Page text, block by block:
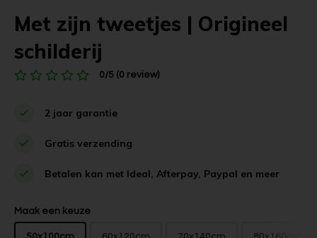
Met zijn tweetjes | Origineel
schilderij
0/5 (0 review)
2 jaar garantie
Gratis verzending
Betalen kan met Ideal, Afterpay, Paypal en meer
Maak een keuze